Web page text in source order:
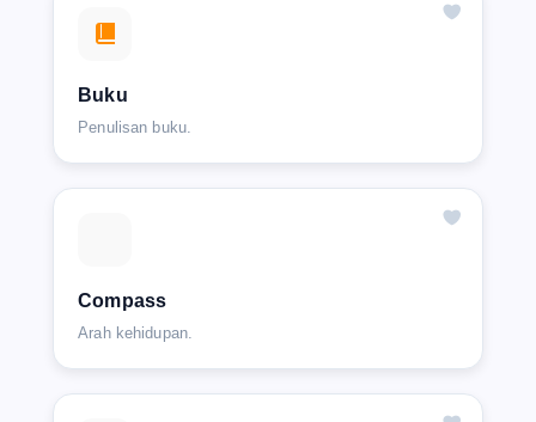
Buku
Penulisan buku.
Compass
Arah kehidupan.